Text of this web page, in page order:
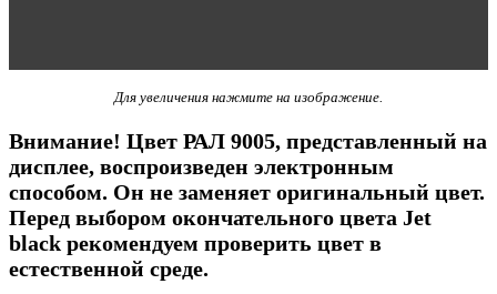
Для увеличения нажмите на изображение.
Внимание! Цвет РАЛ 9005, представленный на
дисплее, воспроизведен электронным
способом. Он не заменяет оригинальный цвет.
Перед выбором окончательного цвета Jet
black рекомендуем проверить цвет в
естественной среде.